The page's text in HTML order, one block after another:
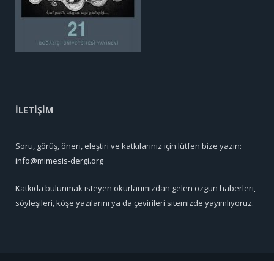
İLETİŞİM
Soru, görüş, öneri, eleştiri ve katkılarınız için lütfen bize yazın:
info@mimesis-dergi.org
Katkıda bulunmak isteyen okurlarımızdan gelen özgün haberleri,
söyleşileri, köşe yazılarını ya da çevirileri sitemizde yayımlıyoruz.